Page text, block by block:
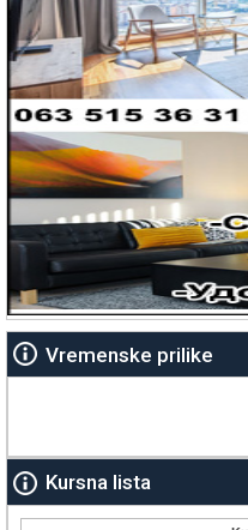
Vremenske prilike
Kursna lista